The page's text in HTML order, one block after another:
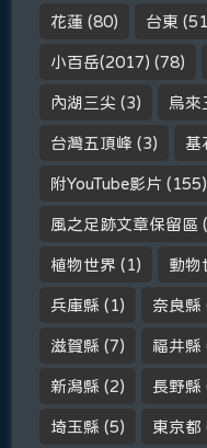
花蓮 (80) 台東
小百岳(2017) (78)
內湖三尖 (3) 烏來
台灣五頂峰 (3) 基
附YouTube影片 (155)
風之足跡文章保留區
植物世界 (1) 動物
兵庫縣 (1) 奈良縣
滋賀縣 (7) 福井縣
新潟縣 (2) 長野縣
埼玉縣 (5) 東京都